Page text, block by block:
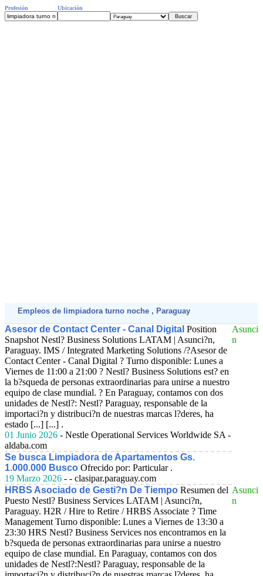
Profesión Ubicación
Empleos de limpiadora turno noche , Paraguay
Asesor de Contact Center - Canal Digital Position
Snapshot Nestl? Business Solutions LATAM | Asunci?n,
Paraguay. IMS / Integrated Marketing Solutions /?Asesor de
Contact Center - Canal Digital ? Turno disponible: Lunes a
Viernes de 11:00 a 21:00 ? Nestl? Business Solutions est? en
la b?squeda de personas extraordinarias para unirse a nuestro
equipo de clase mundial. ? En Paraguay, contamos con dos
unidades de Nestl?: Nestl? Paraguay, responsable de la
importaci?n y distribuci?n de nuestras marcas l?deres, ha
estado [...] [...] .
01 Junio 2026 - Nestle Operational Services Worldwide SA -
aldaba.com
Asunci
n
Se busca Limpiadora de Apartamentos Gs.
1.000.000 Busco Ofrecido por: Particular .
19 Marzo 2026 - - clasipar.paraguay.com
HRBS Asociado de Gesti?n De Tiempo Resumen del
Puesto Nestl? Business Services LATAM | Asunci?n,
Paraguay. H2R / Hire to Retire / HRBS Associate ? Time
Management Turno disponible: Lunes a Viernes de 13:30 a
23:30 HRS Nestl? Business Services nos encontramos en la
b?squeda de personas extraordinarias para unirse a nuestro
equipo de clase mundial. En Paraguay, contamos con dos
unidades de Nestl?:Nestl? Paraguay, responsable de la
Asunci
n